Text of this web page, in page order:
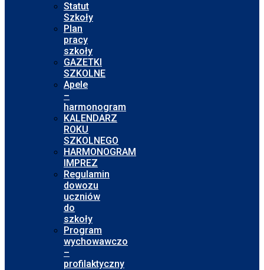
Statut
Szkoły
Plan
pracy
szkoły
GAZETKI
SZKOLNE
Apele
–
harmonogram
KALENDARZ
ROKU
SZKOLNEGO
HARMONOGRAM
IMPREZ
Regulamin
dowozu
uczniów
do
szkoły
Program
wychowawczo
–
profilaktyczny